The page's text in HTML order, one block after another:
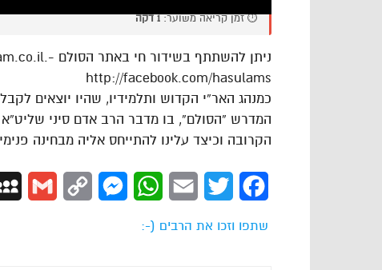
⏱️ זמן קריאה משוער:1 דקה
http://facebook.com/hasulams
כמנהג האר”י הקדוש ותלמידיו, שהיו יוצאים
המדרש “הסולם”, בו מדבר הרב אדם סיני
הקרובה וכיצד עלינו להתייחס אליה מבחינה
Facebook
Twitter
Email
WhatsApp
Messenger
Copy
שתפו וזכו את הרבים (-: